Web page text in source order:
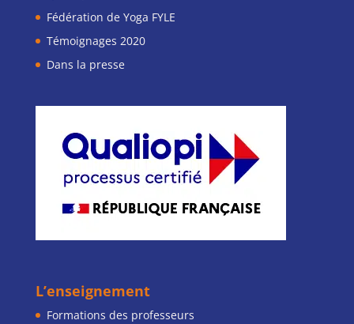
Fédération de Yoga FYLE
Témoignages 2020
Dans la presse
L’enseignement
Formations des professeurs